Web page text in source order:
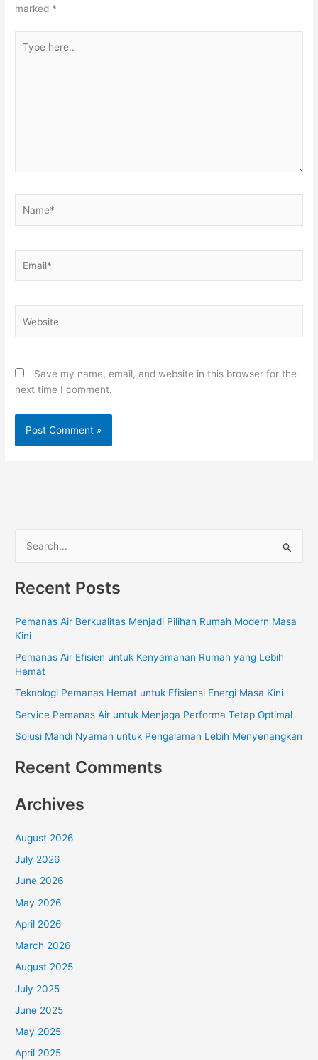
marked *
here..
Save my name, email, and website in this browser for the
next time I comment.
a
c
f
:
Recent Posts
Pemanas Air Berkualitas Menjadi Pilihan Rumah Modern Masa
Kini
Pemanas Air Efisien untuk Kenyamanan Rumah yang Lebih
Hemat
Teknologi Pemanas Hemat untuk Efisiensi Energi Masa Kini
Service Pemanas Air untuk Menjaga Performa Tetap Optimal
Solusi Mandi Nyaman untuk Pengalaman Lebih Menyenangkan
Recent Comments
Archives
August 2026
July 2026
June 2026
May 2026
April 2026
March 2026
August 2025
July 2025
June 2025
May 2025
April 2025